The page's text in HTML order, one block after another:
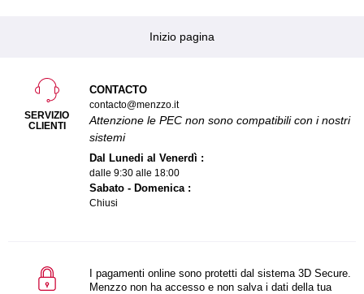
Inizio pagina
SERVIZIO
CLIENTI
CONTACTO
contacto@menzzo.it
Attenzione le PEC non sono compatibili con i nostri
sistemi
Dal Lunedi al Venerdì :
dalle 9:30 alle 18:00
Sabato - Domenica :
Chiusi
I pagamenti online sono protetti dal sistema 3D Secure.
Menzzo non ha accesso e non salva i dati della tua